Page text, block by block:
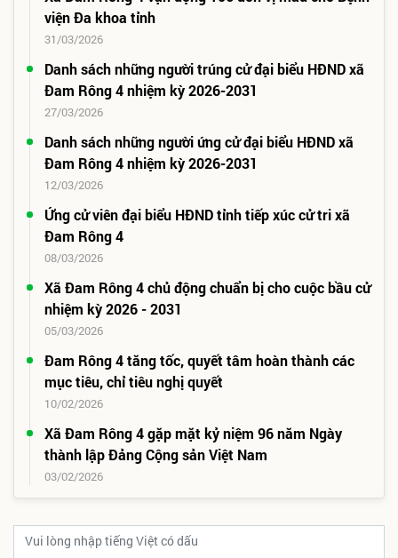
viện Đa khoa tỉnh
31/03/2026
Danh sách những người trúng cử đại biểu HĐND xã
Đam Rông 4 nhiệm kỳ 2026-2031
27/03/2026
Danh sách những người ứng cử đại biểu HĐND xã
Đam Rông 4 nhiệm kỳ 2026-2031
12/03/2026
Ứng cử viên đại biểu HĐND tỉnh tiếp xúc cử tri xã
Đam Rông 4
08/03/2026
Xã Đam Rông 4 chủ động chuẩn bị cho cuộc bầu cử
nhiệm kỳ 2026 - 2031
05/03/2026
Đam Rông 4 tăng tốc, quyết tâm hoàn thành các
mục tiêu, chỉ tiêu nghị quyết
10/02/2026
Xã Đam Rông 4 gặp mặt kỷ niệm 96 năm Ngày
thành lập Đảng Cộng sản Việt Nam
03/02/2026